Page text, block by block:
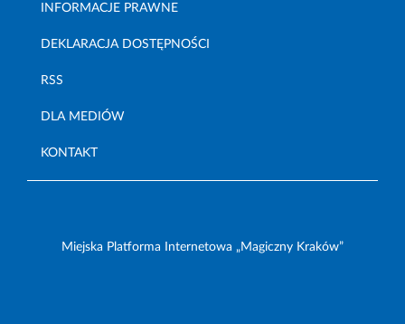
INFORMACJE PRAWNE
DEKLARACJA DOSTĘPNOŚCI
RSS
DLA MEDIÓW
KONTAKT
Miejska Platforma Internetowa „Magiczny Kraków”